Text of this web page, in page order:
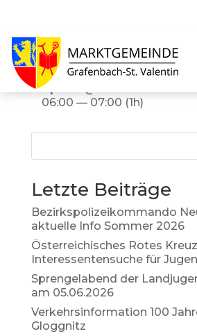
Biotonne
April 17 @ 06:00
06:00 — 07:00 (1h)
Letzte Beiträge
Bezirkspolizeikommando
aktuelle Info Sommer 2026
Österreichisches Rotes
Interessentensuche für
Sprengelabend der
am 05.06.2026
Verkehrsinformation 100
Gloggnitz